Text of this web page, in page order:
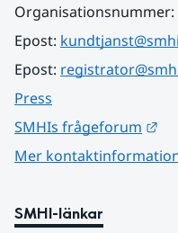
Organisationsnummer:
Epost:
Epost:
Press
SMHIs frågeforum
Mer
SMHI-länkar